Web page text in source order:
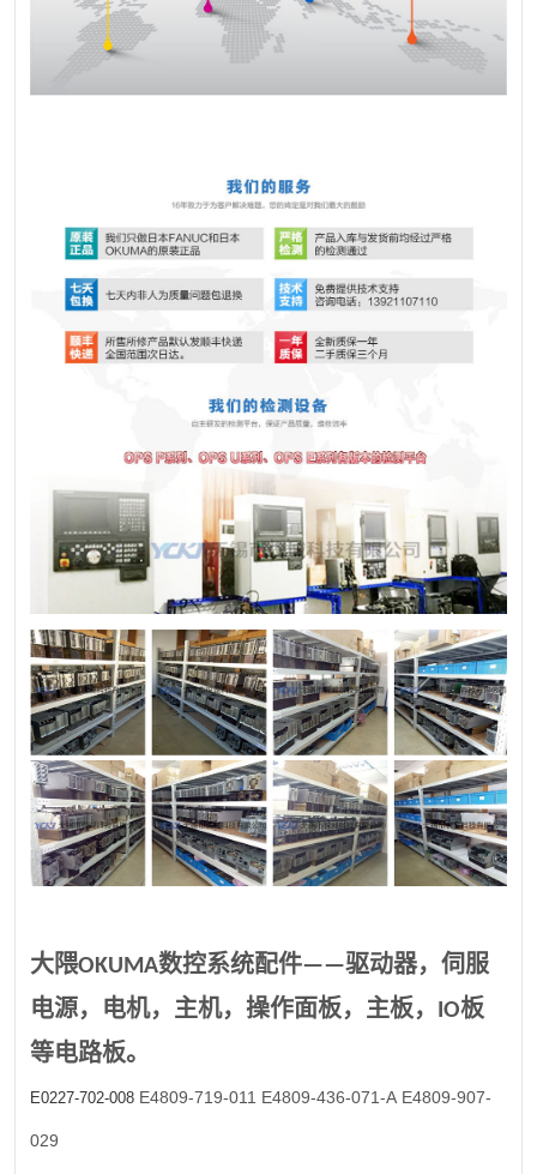
大隈OKUMA数控系统配件——驱动器，伺服
电源，电机，主机，操作面板，主板，IO板
等电路板。
E0227-702-008 E4809-719-011 E4809-436-071-A E4809-907-
029